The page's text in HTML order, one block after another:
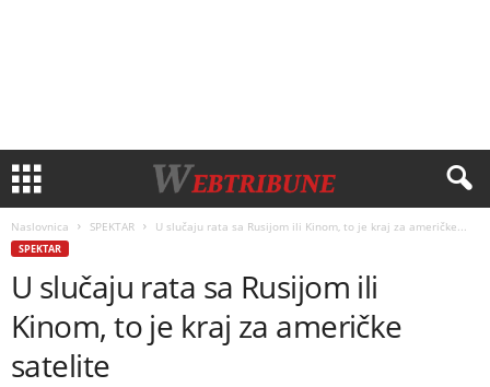
Naslovnica SPEKTAR U slučaju rata sa Rusijom ili Kinom, to je kraj za američke...
SPEKTAR
U slučaju rata sa Rusijom ili
Kinom, to je kraj za američke
satelite